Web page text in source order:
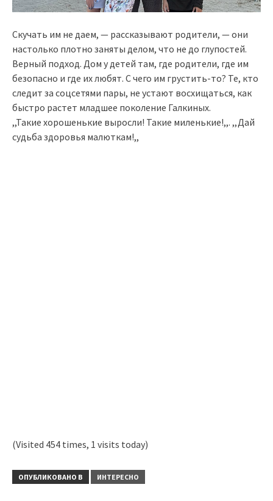
Скучать им не даем, — рассказывают родители, — они
настолько плотно заняты делом, что не до глупостей.
Верный подход. Дом у детей там, где родители, где им
безопасно и где их любят. С чего им грустить-то? Те, кто
следит за соцсетями пары, не устают восхищаться, как
быстро растет младшее поколение Галкиных.
,,Такие хорошенькие выросли! Такие миленькие!,,. ,,Дай
судьба здоровья малюткам!,,
(Visited 454 times, 1 visits today)
ОПУБЛИКОВАНО В ИНТЕРЕСНО